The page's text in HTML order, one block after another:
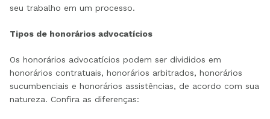
seu trabalho em um processo.
Tipos de honorários advocatícios
Os honorários advocatícios podem ser divididos em
honorários contratuais, honorários arbitrados, honorários
sucumbenciais e honorários assistências, de acordo com sua
natureza. Confira as diferenças: